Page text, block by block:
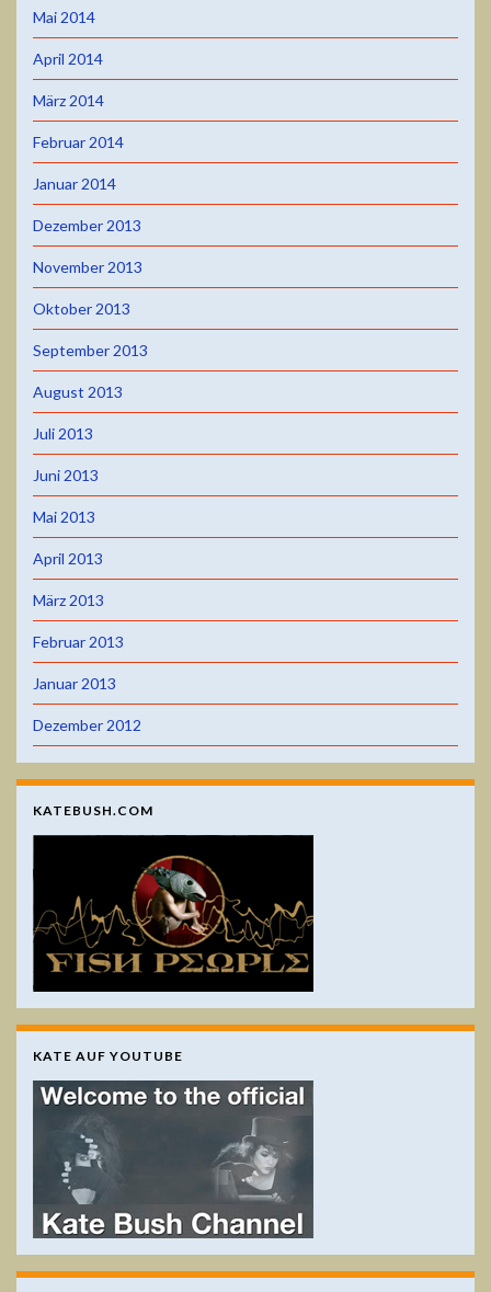
Mai 2014
April 2014
März 2014
Februar 2014
Januar 2014
Dezember 2013
November 2013
Oktober 2013
September 2013
August 2013
Juli 2013
Juni 2013
Mai 2013
April 2013
März 2013
Februar 2013
Januar 2013
Dezember 2012
KATEBUSH.COM
KATE AUF YOUTUBE